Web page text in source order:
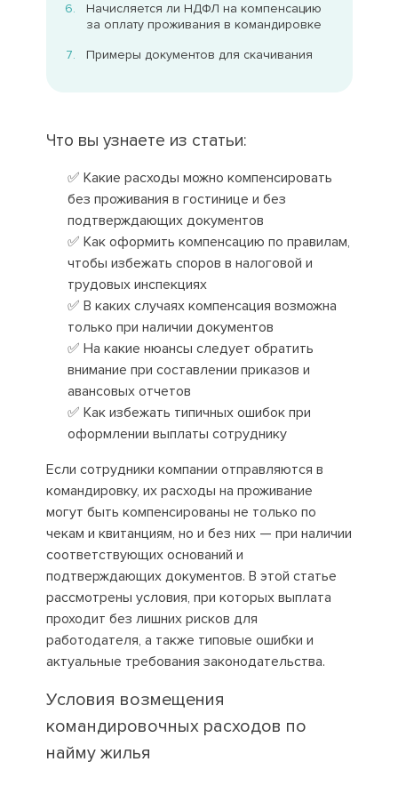
Начисляется ли НДФЛ на компенсацию
за оплату проживания в командировке
Примеры документов для скачивания
Что вы узнаете из статьи:
✅ Какие расходы можно компенсировать
без проживания в гостинице и без
подтверждающих документов
✅ Как оформить компенсацию по правилам,
чтобы избежать споров в налоговой и
трудовых инспекциях
✅ В каких случаях компенсация возможна
только при наличии документов
✅ На какие нюансы следует обратить
внимание при составлении приказов и
авансовых отчетов
✅ Как избежать типичных ошибок при
оформлении выплаты сотруднику
Если сотрудники компании отправляются в
командировку, их расходы на проживание
могут быть компенсированы не только по
чекам и квитанциям, но и без них — при наличии
соответствующих оснований и
подтверждающих документов. В этой статье
рассмотрены условия, при которых выплата
проходит без лишних рисков для
работодателя, а также типовые ошибки и
актуальные требования законодательства.
Условия возмещения
командировочных расходов по
найму жилья